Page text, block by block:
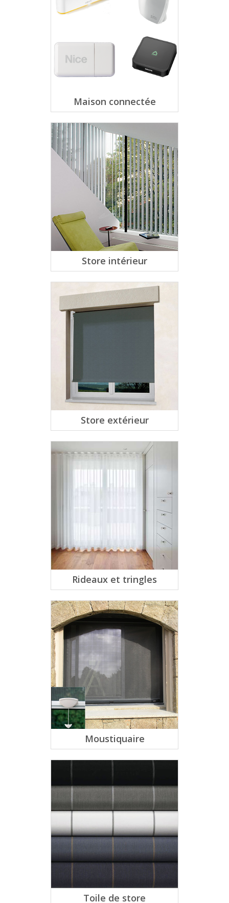
Maison connectée
Store intérieur
Store extérieur
Rideaux et tringles
Moustiquaire
Toile de store